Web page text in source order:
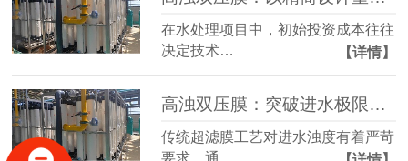
在水处理项目中，初始投资成本往往
决定技术…
【详情】
高浊双压膜：突破进水极限，重新定义抗污堵性能
传统超滤膜工艺对进水浊度有着严苛
要求，通…